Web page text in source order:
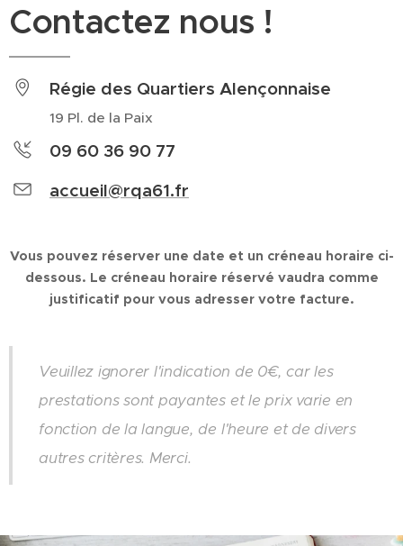
Contactez nous !
Régie des Quartiers Alençonnaise
19 Pl. de la Paix
09 60 36 90 77
accueil@rqa61.fr
Vous pouvez réserver une date et un créneau horaire ci-
dessous. Le créneau horaire réservé vaudra comme
justificatif pour vous adresser votre facture.
Veuillez ignorer l'indication de 0€, car les
prestations sont payantes et le prix varie en
fonction de la langue, de l'heure et de divers
autres critères. Merci.